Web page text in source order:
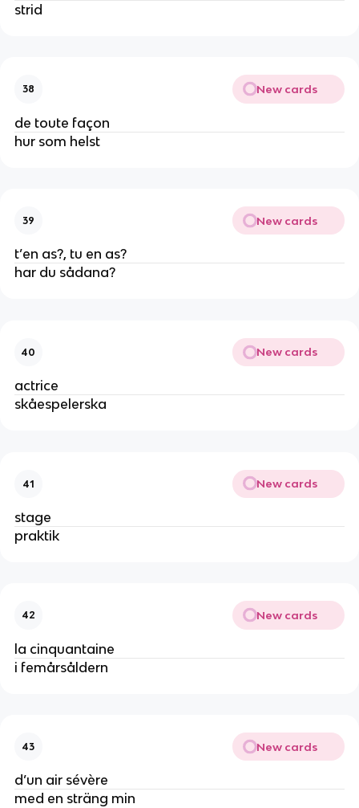
strid
38 New cards
de toute façon
hur som helst
39 New cards
t’en as?, tu en as?
har du sådana?
40 New cards
actrice
skåespelerska
41 New cards
stage
praktik
42 New cards
la cinquantaine
i femårsåldern
43 New cards
d’un air sévère
med en sträng min